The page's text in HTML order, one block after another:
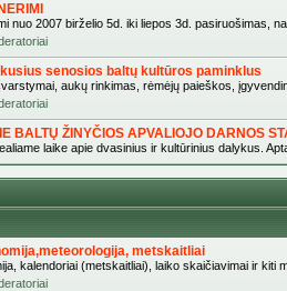
nuo 2007 birželio 5d. iki liepos 3d. pasiruošimas,
senosios baltų kultūros paminklus
aukų rinkimas, rėmėjų paieškos,
BALTŲ ŽINYČIOS APVALIOJO DARNOS
laike apie dvasinius ir kultūrinius dalykus.
metskaitliai
kalendoriai (metskaitliai), laiko skaičiavimai ir kiti